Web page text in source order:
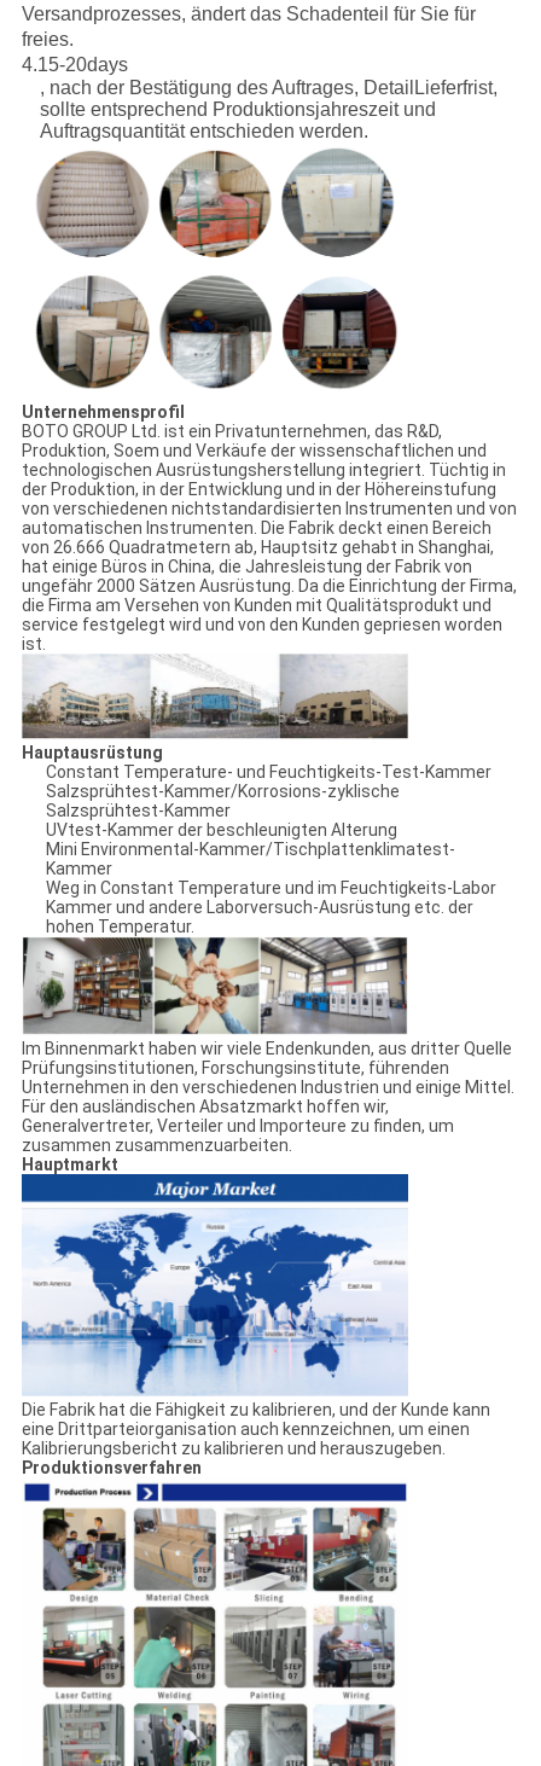
Versandprozesses, ändert das Schadenteil für Sie für
freies.
4.15-20days
, nach der Bestätigung des Auftrages, DetailLieferfrist,
sollte entsprechend Produktionsjahreszeit und
Auftragsquantität entschieden werden.
Unternehmensprofil
BOTO GROUP Ltd. ist ein Privatunternehmen, das R&D,
Produktion, Soem und Verkäufe der wissenschaftlichen und
technologischen Ausrüstungsherstellung integriert. Tüchtig in
der Produktion, in der Entwicklung und in der Höhereinstufung
von verschiedenen nichtstandardisierten Instrumenten und von
automatischen Instrumenten. Die Fabrik deckt einen Bereich
von 26.666 Quadratmetern ab, Hauptsitz gehabt in Shanghai,
hat einige Büros in China, die Jahresleistung der Fabrik von
ungefähr 2000 Sätzen Ausrüstung. Da die Einrichtung der Firma,
die Firma am Versehen von Kunden mit Qualitätsprodukt und
service festgelegt wird und von den Kunden gepriesen worden
ist.
Hauptausrüstung
Constant Temperature- und Feuchtigkeits-Test-Kammer
Salzsprühtest-Kammer/Korrosions-zyklische
Salzsprühtest-Kammer
UVtest-Kammer der beschleunigten Alterung
Mini Environmental-Kammer/Tischplattenklimatest-
Kammer
Weg in Constant Temperature und im Feuchtigkeits-Labor
Kammer und andere Laborversuch-Ausrüstung etc. der
hohen Temperatur.
Im Binnenmarkt haben wir viele Endenkunden, aus dritter Quelle
Prüfungsinstitutionen, Forschungsinstitute, führenden
Unternehmen in den verschiedenen Industrien und einige Mittel.
Für den ausländischen Absatzmarkt hoffen wir,
Generalvertreter, Verteiler und Importeure zu finden, um
zusammen zusammenzuarbeiten.
Hauptmarkt
Die Fabrik hat die Fähigkeit zu kalibrieren, und der Kunde kann
eine Drittparteiorganisation auch kennzeichnen, um einen
Kalibrierungsbericht zu kalibrieren und herauszugeben.
Produktionsverfahren